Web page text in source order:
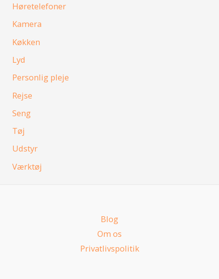
Høretelefoner
Kamera
Køkken
Lyd
Personlig pleje
Rejse
Seng
Tøj
Udstyr
Værktøj
Blog
Om os
Privatlivspolitik